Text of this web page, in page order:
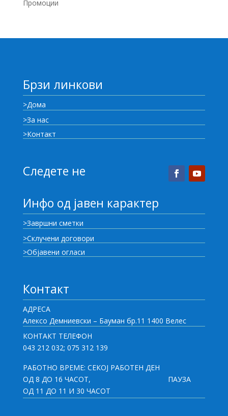
Промоции
Брзи линкови
>Дома
>За нас
>Контакт
Следете не
Инфо од јавен карактер
>Завршни сметки
>Склучени договори
>Објавени огласи
Контакт
АДРЕСА
Алексо Демниевски – Бауман бр.11 1400 Велес
КОНТАКТ ТЕЛЕФОН
043 212 032; 075 312 139
РАБОТНО ВРЕМЕ: СЕКОЈ РАБОТЕН ДЕН
ОД 8 ДО 16 ЧАСОТ, ПАУЗА
ОД 11 ДО 11 И 30 ЧАСОТ